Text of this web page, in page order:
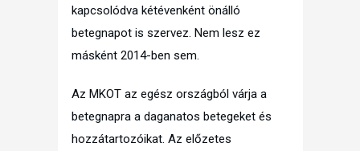
kapcsolódva kétévenként önálló
betegnapot is szervez. Nem lesz ez
másként 2014-ben sem.
Az MKOT az egész országból várja a
betegnapra a daganatos betegeket és
hozzátartozóikat. Az előzetes